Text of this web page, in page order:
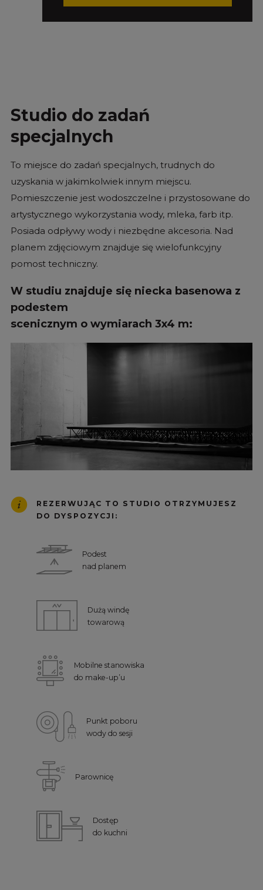
Studio do zadań
specjalnych
To miejsce do zadań specjalnych, trudnych do
uzyskania w jakimkolwiek innym miejscu.
Pomieszczenie jest wodoszczelne i przystosowane do
artystycznego wykorzystania wody, mleka, farb itp.
Posiada odpływy wody i niezbędne akcesoria. Nad
planem zdjęciowym znajduje się wielofunkcyjny
pomost techniczny.
W studiu znajduje się niecka basenowa z
podestem
scenicznym o wymiarach 3x4 m:
REZERWUJĄC TO STUDIO OTRZYMUJESZ
DO DYSPOZYCJI:
Podest
nad planem
Dużą windę
towarową
Mobilne stanowiska
do make-up’u
Punkt poboru
wody do sesji
Parownicę
Dostęp
do kuchni